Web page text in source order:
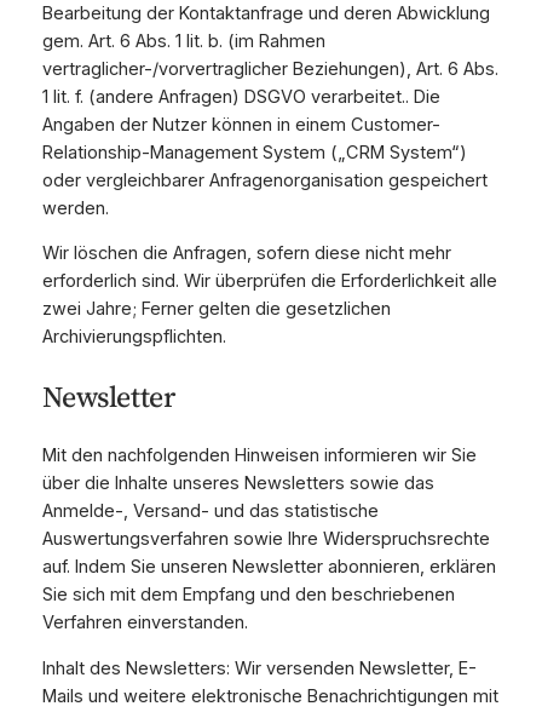
Bearbeitung der Kontaktanfrage und deren Abwicklung
gem. Art. 6 Abs. 1 lit. b. (im Rahmen
vertraglicher-/vorvertraglicher Beziehungen), Art. 6 Abs.
1 lit. f. (andere Anfragen) DSGVO verarbeitet.. Die
Angaben der Nutzer können in einem Customer-
Relationship-Management System („CRM System“)
oder vergleichbarer Anfragenorganisation gespeichert
werden.
Wir löschen die Anfragen, sofern diese nicht mehr
erforderlich sind. Wir überprüfen die Erforderlichkeit alle
zwei Jahre; Ferner gelten die gesetzlichen
Archivierungspflichten.
Newsletter
Mit den nachfolgenden Hinweisen informieren wir Sie
über die Inhalte unseres Newsletters sowie das
Anmelde-, Versand- und das statistische
Auswertungsverfahren sowie Ihre Widerspruchsrechte
auf. Indem Sie unseren Newsletter abonnieren, erklären
Sie sich mit dem Empfang und den beschriebenen
Verfahren einverstanden.
Inhalt des Newsletters: Wir versenden Newsletter, E-
Mails und weitere elektronische Benachrichtigungen mit